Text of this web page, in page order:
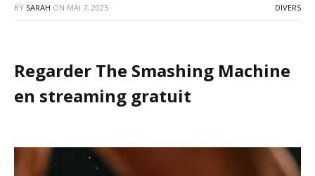
BY SARAH ON MAI 7, 2025 DIVERS
Regarder The Smashing Machine
en streaming gratuit